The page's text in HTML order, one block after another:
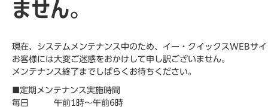
ません。
現在、システムメンテナンス中のため、イー・クイックスWEBサ
お客様には大変ご迷惑をおかけして申し訳ございません。
メンテナンス終了までしばらくお待ちください。
■定期メンテナンス実施時間
毎日 午前1時～午前6時